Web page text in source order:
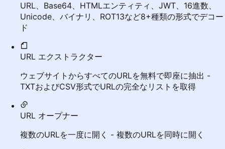
URL、Base64、HTMLエンティティ、JWT、16進数、
Unicode、バイナリ、ROT13など8+種類の形式でデコー
ド
URL エクストラクター
ウェブサイトからすべてのURLを無料で即座に抽出 -
TXTおよびCSV形式でURLの完全なリストを取得
URL オープナー
複数のURLを一度に開く - 複数のURLを同時に開く